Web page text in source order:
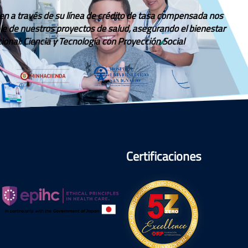
a través de su línea de crédito de tasa compensada nos
nuestros proyectos de salud, asegurando el bienestar
Ciencia y Tecnología con Proyección Social.
Certificaciones